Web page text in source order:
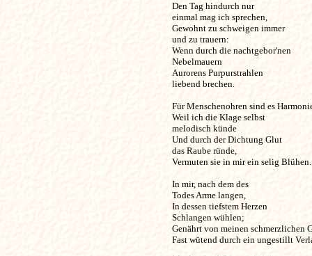
Den Tag hindurch
einmal mag ich sprechen,
Gewohnt zu schweigen immer
und zu trauern:
Wenn durch die nachtgebor'nen
Nebelmauern
Aurorens Purpurstrahlen
liebend brechen.
Für Menschenohren sind es
Weil ich die Klage selbst
melodisch künde
Und durch der Dichtung Glut
das Raube ründe,
Vermuten sie in mir ein selig
In mir, nach dem des
Todes Arme langen,
In dessen tiefstem Herzen
Schlangen wühlen;
Genährt von meinen schmerzlichen
Fast wütend durch ein ungestillt